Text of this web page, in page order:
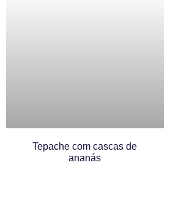
Tepache com cascas de
ananás